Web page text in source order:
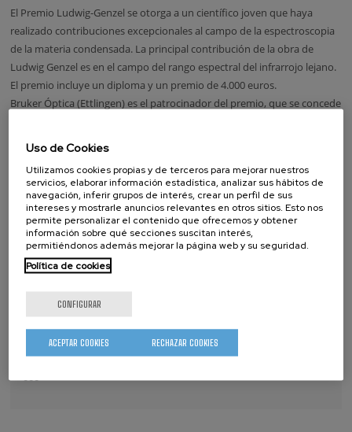
El Premio Ludwig-Genzel se otorga a un científico joven que haya
realizado contribuciones excepcionales al campo de la espectroscopia
de la materia condensada. La principal contribución de la obra de
Ludwig Genzel es en el campo del rango espectral del infrarrojo lejano.
El premio incluye un diploma y un premio de 4.000 euros.
Bruker Óptica (Ettlingen) es el patrocinador del premio, que se concede
(Universidad de Stuttgart, Alemania); Leonardo Degiorgi (EHT Zürich,
Suiza), Jan Petzelt (Academia de Ciencias, Praga, República Checa), Karl
Renk (Universidad de Regensburg, Alemania) y Hartmut Roskos
(Universidad de Frankfurt, Alemania).
CONTACT:
Irati Kortabitarte
(Gabinete de prensa – Elhuyar): 688 860 706
Itziar Otegui(Responsable comunicación – nanoGUNE): 943 574
000
Uso de Cookies
Utilizamos cookies propias y de terceros para mejorar nuestros
servicios, elaborar información estadística, analizar sus hábitos de
navegación, inferir grupos de interés, crear un perfil de sus
intereses y mostrarle anuncios relevantes en otros sitios. Esto nos
permite personalizar el contenido que ofrecemos y obtener
información sobre qué secciones suscitan interés,
permitiéndonos además mejorar la página web y su seguridad.
Política de cookies
CONFIGURAR
RECHAZAR COOKIES
ACEPTAR COOKIES